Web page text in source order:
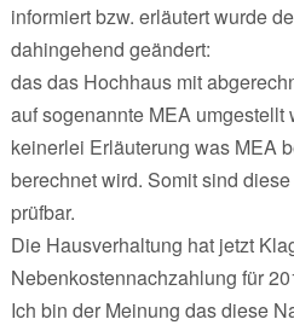
informiert bzw. erläutert wurde
dahingehend geändert:
das das Hochhaus mit
auf sogenannte MEA umgestellt
keinerlei Erläuterung was MEA
berechnet wird. Somit sind
prüfbar.
Die Hausverhaltung hat jetzt
Nebenkostennachzahlung für
Ich bin der Meinung das diese